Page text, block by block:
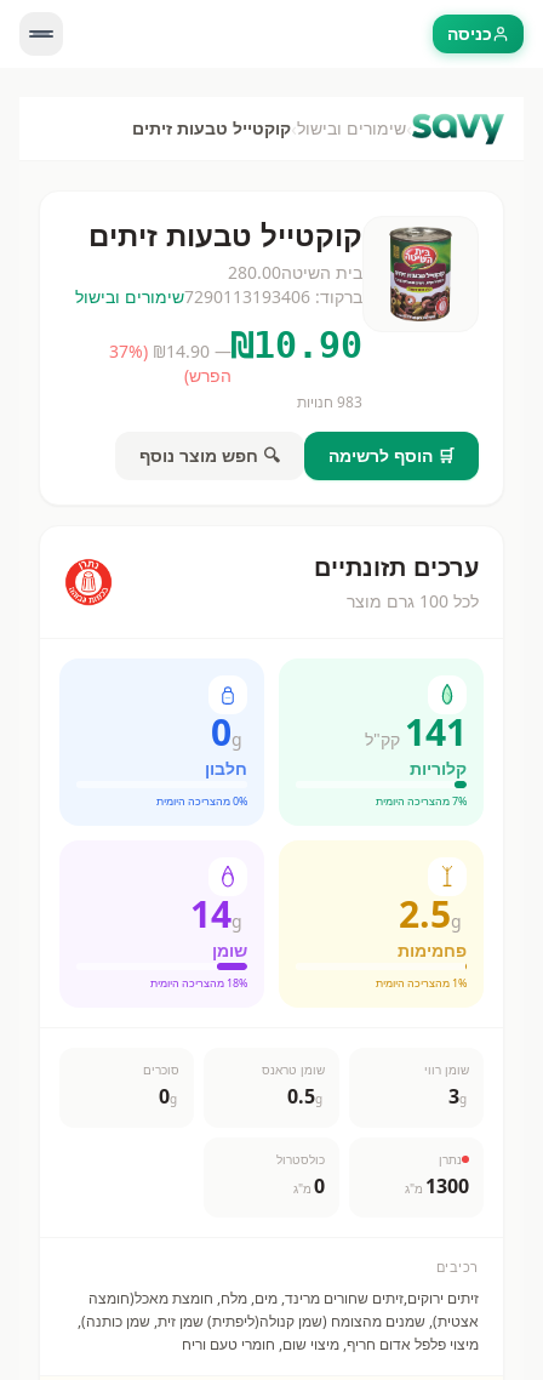
כניסה
›שימורים ובישול›קוקטייל טבעות זיתים
קוקטייל טבעות זיתים
בית השיטה280.00
ברקוד: 7290113193406שימורים ובישול
₪10.90
— ₪
14.90
(
37%
הפרש)
983 חנויות
🛒 הוסף לרשימה 🔍 חפש מוצר נוסף
ערכים תזונתיים
לכל 100 גרם מוצר
141 קק"ל
קלוריות
7% מהצריכה היומית
0g
חלבון
0% מהצריכה היומית
2.5g
פחמימות
1% מהצריכה היומית
14g
שומן
18% מהצריכה היומית
שומן רווי
3g
שומן טראנס
0.5g
סוכרים
0g
נתרן
1300 מ"ג
כולסטרול
0 מ"ג
רכיבים
זיתים ירוקים,זיתים שחורים מרינד, מים, מלח, חומצת מאכל(חומצה
אצטית), שמנים מהצומח (שמן קנולה(ליפתית) שמן זית, שמן כותנה),
מיצוי פלפל אדום חריף, מיצוי שום, חומרי טעם וריח